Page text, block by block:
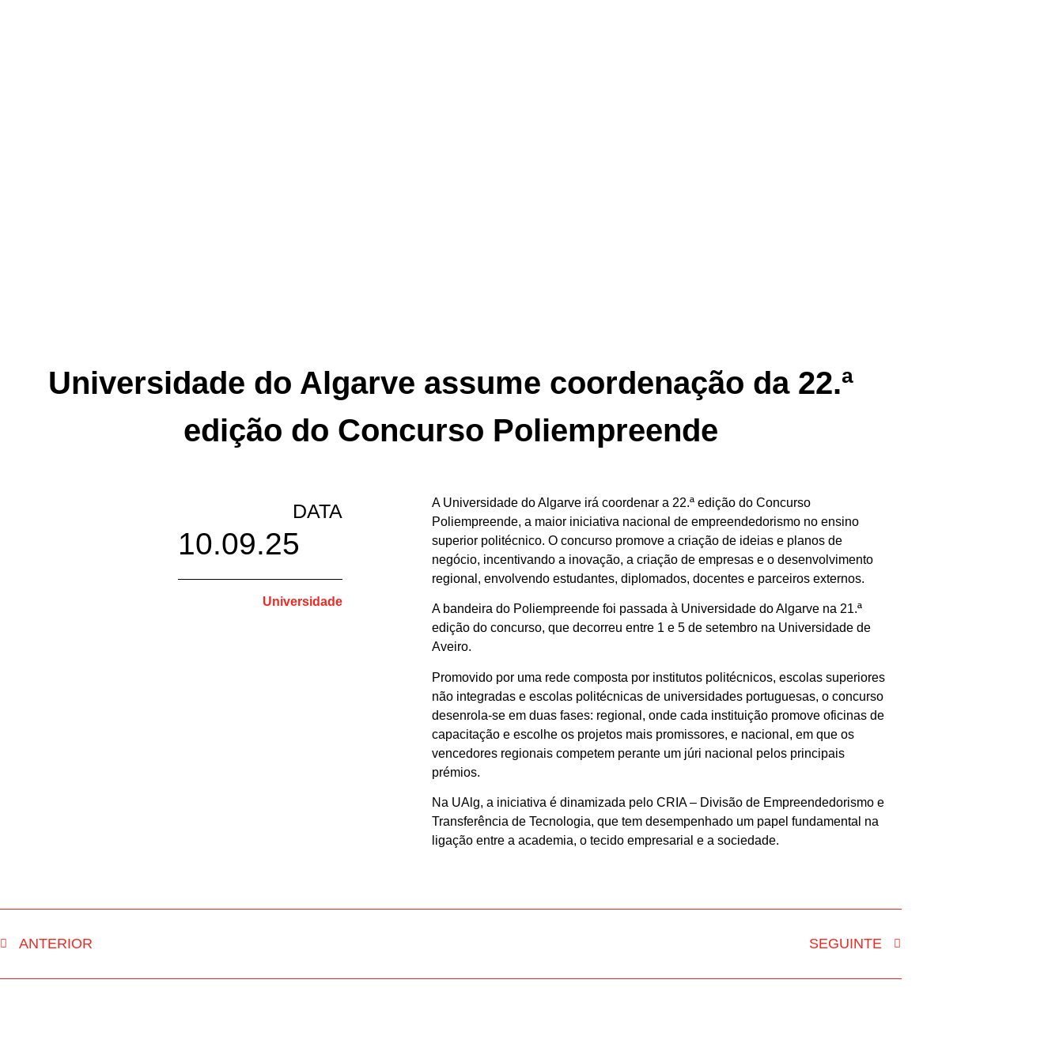
Universidade do Algarve assume coordenação da 22.ª
edição do Concurso Poliempreende
DATA
10.09.25
Universidade
A Universidade do Algarve irá coordenar a 22.ª edição do Concurso
Poliempreende, a maior iniciativa nacional de empreendedorismo no ensino
superior politécnico. O concurso promove a criação de ideias e planos de
negócio, incentivando a inovação, a criação de empresas e o desenvolvimento
regional, envolvendo estudantes, diplomados, docentes e parceiros externos.
A bandeira do Poliempreende foi passada à Universidade do Algarve na 21.ª
edição do concurso, que decorreu entre 1 e 5 de setembro na Universidade de
Aveiro.
Promovido por uma rede composta por institutos politécnicos, escolas superiores
não integradas e escolas politécnicas de universidades portuguesas, o concurso
desenrola-se em duas fases: regional, onde cada instituição promove oficinas de
capacitação e escolhe os projetos mais promissores, e nacional, em que os
vencedores regionais competem perante um júri nacional pelos principais
prémios.
Na UAlg, a iniciativa é dinamizada pelo CRIA – Divisão de Empreendedorismo e
Transferência de Tecnologia, que tem desempenhado um papel fundamental na
ligação entre a academia, o tecido empresarial e a sociedade.
ANTERIOR SEGUINTE